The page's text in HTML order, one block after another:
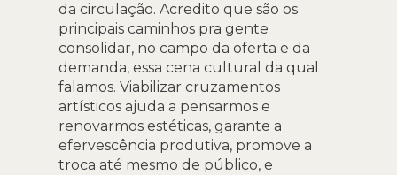
da circulação. Acredito que são os
principais caminhos pra gente
consolidar, no campo da oferta e da
demanda, essa cena cultural da qual
falamos. Viabilizar cruzamentos
artísticos ajuda a pensarmos e
renovarmos estéticas, garante a
efervescência produtiva, promove a
troca até mesmo de público, e